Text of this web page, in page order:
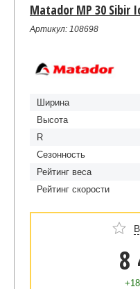
Matador MP 30 Sibir
Артикул: 108698
Ширина
Высота
R
Сезонность
Рейтинг веса
Рейтинг скорости
8